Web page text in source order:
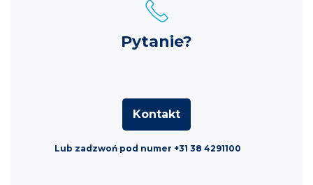
Pytanie?
Kontakt
Lub zadzwoń pod numer +31 38 4291100